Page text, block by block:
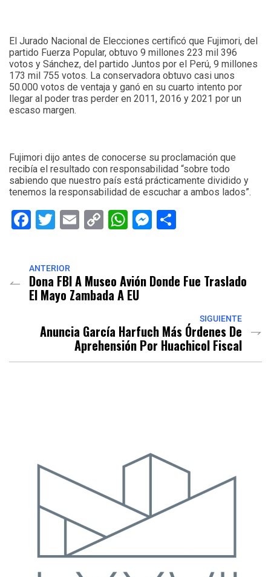
El Jurado Nacional de Elecciones certificó que Fujimori, del
partido Fuerza Popular, obtuvo 9 millones 223 mil 396
votos y Sánchez, del partido Juntos por el Perú, 9 millones
173 mil 755 votos. La conservadora obtuvo casi unos
50.000 votos de ventaja y ganó en su cuarto intento por
llegar al poder tras perder en 2011, 2016 y 2021 por un
escaso margen.
Fujimori dijo antes de conocerse su proclamación que
recibía el resultado con responsabilidad “sobre todo
sabiendo que nuestro país está prácticamente dividido y
tenemos la responsabilidad de escuchar a ambos lados”.
Facebook
Twitter
EmailCopyWhatsApp
Messenger
ANTERIOR
Dona FBI A Museo Avión Donde Fue Traslado
El Mayo Zambada A EU
SIGUIENTE
Anuncia García Harfuch Más Órdenes De
Aprehensión Por Huachicol Fiscal